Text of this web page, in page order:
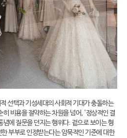
선택과 기성세대의 사회적 기대가 충돌하는
히 비용을 절약하는 차원을 넘어, '정상적인 결
에 질문을 던지는 행위다. 겉으로 보이는 형
부부로 인정받는다는 암묵적인 기준에 대한